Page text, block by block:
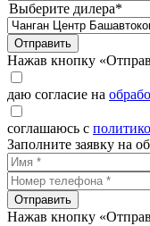
Выберите дилера*
Отправить
Нажав кнопку
даю согласие на
соглашаюсь с
Заполните заявку на
Отправить
Нажав кнопку